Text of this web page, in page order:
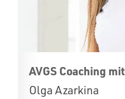
AVGS Coaching
Olga Azarkina